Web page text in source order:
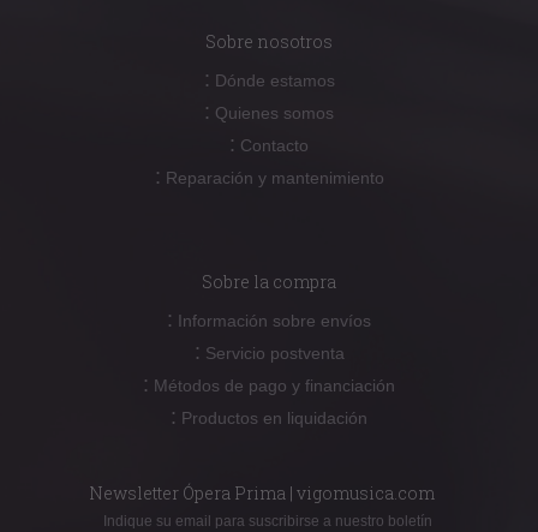
Sobre nosotros
: Dónde estamos
: Quienes somos
: Contacto
: Reparación y mantenimiento
Sobre la compra
: Información sobre envíos
: Servicio postventa
: Métodos de pago y financiación
: Productos en liquidación
Newsletter Ópera Prima | vigomusica.com
Indique su email para suscribirse a nuestro boletín